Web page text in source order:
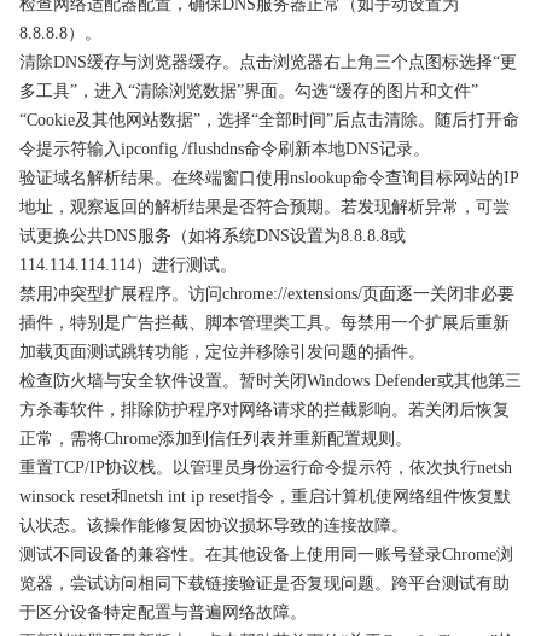
检查网络适配器配置，确保DNS服务器正常（如手动设置为
8.8.8.8）。
清除DNS缓存与浏览器缓存。点击浏览器右上角三个点图标选择“更
多工具”，进入“清除浏览数据”界面。勾选“缓存的图片和文件”
“Cookie及其他网站数据”，选择“全部时间”后点击清除。随后打开命
令提示符输入ipconfig /flushdns命令刷新本地DNS记录。
验证域名解析结果。在终端窗口使用nslookup命令查询目标网站的IP
地址，观察返回的解析结果是否符合预期。若发现解析异常，可尝
试更换公共DNS服务（如将系统DNS设置为8.8.8.8或
114.114.114.114）进行测试。
禁用冲突型扩展程序。访问chrome://extensions/页面逐一关闭非必要
插件，特别是广告拦截、脚本管理类工具。每禁用一个扩展后重新
加载页面测试跳转功能，定位并移除引发问题的插件。
检查防火墙与安全软件设置。暂时关闭Windows Defender或其他第三
方杀毒软件，排除防护程序对网络请求的拦截影响。若关闭后恢复
正常，需将Chrome添加到信任列表并重新配置规则。
重置TCP/IP协议栈。以管理员身份运行命令提示符，依次执行netsh
winsock reset和netsh int ip reset指令，重启计算机使网络组件恢复默
认状态。该操作能修复因协议损坏导致的连接故障。
测试不同设备的兼容性。在其他设备上使用同一账号登录Chrome浏
览器，尝试访问相同下载链接验证是否复现问题。跨平台测试有助
于区分设备特定配置与普遍网络故障。